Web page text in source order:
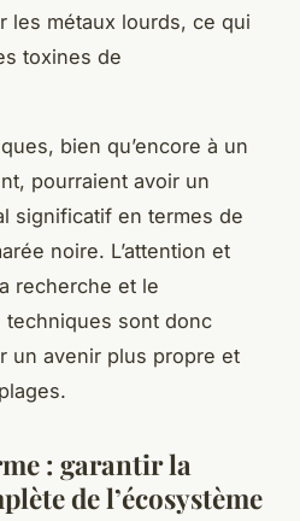
les métaux lourds, ce qui
toxines de
bien qu’encore à un
pourraient avoir un
significatif en termes de
noire. L’attention et
recherche et le
sont donc
un avenir plus propre et
: garantir la
de l’écosystème